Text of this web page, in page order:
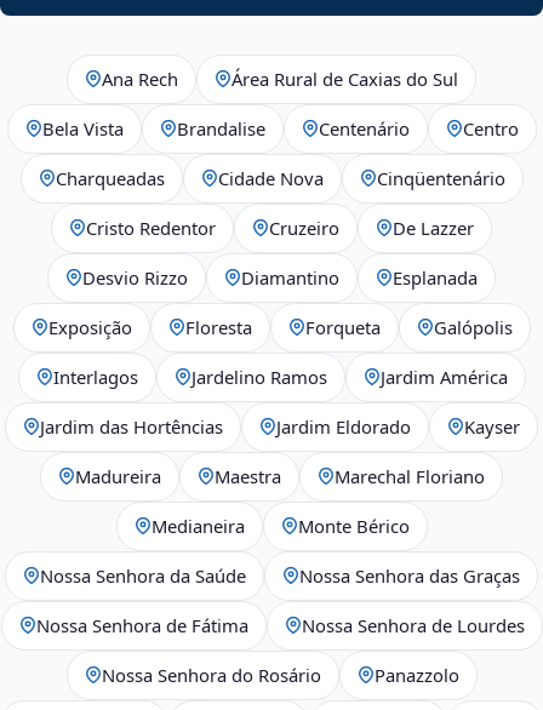
Ana Rech Área Rural de Caxias do Sul
Bela Vista Brandalise Centenário Centro
Charqueadas Cidade Nova Cinqüentenário
Cristo Redentor Cruzeiro De Lazzer
Desvio Rizzo Diamantino Esplanada
Exposição Floresta Forqueta Galópolis
Interlagos Jardelino Ramos Jardim América
Jardim das Hortências Jardim Eldorado Kayser
Madureira Maestra Marechal Floriano
Medianeira Monte Bérico
Nossa Senhora da Saúde Nossa Senhora das Graças
Nossa Senhora de Fátima Nossa Senhora de Lourdes
Nossa Senhora do Rosário Panazzolo